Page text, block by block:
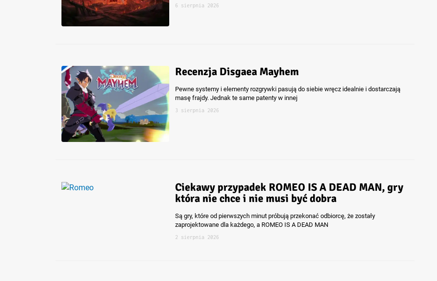
6 sierpnia 2026
Recenzja Disgaea Mayhem
Pewne systemy i elementy rozgrywki pasują do siebie wręcz idealnie i dostarczają
masę frajdy. Jednak te same patenty w innej
3 sierpnia 2026
Ciekawy przypadek ROMEO IS A DEAD MAN, gry
która nie chce i nie musi być dobra
Są gry, które od pierwszych minut próbują przekonać odbiorcę, że zostały
zaprojektowane dla każdego, a ROMEO IS A DEAD MAN
2 sierpnia 2026